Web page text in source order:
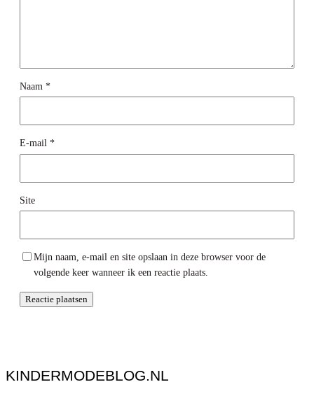
Naam *
E-mail *
Site
Mijn naam, e-mail en site opslaan in deze browser voor de
volgende keer wanneer ik een reactie plaats.
KINDERMODEBLOG.NL